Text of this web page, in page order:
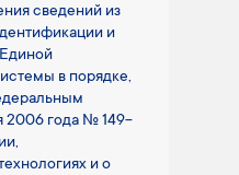
сведений из
и
в порядке,
2006 года № 149-
и о